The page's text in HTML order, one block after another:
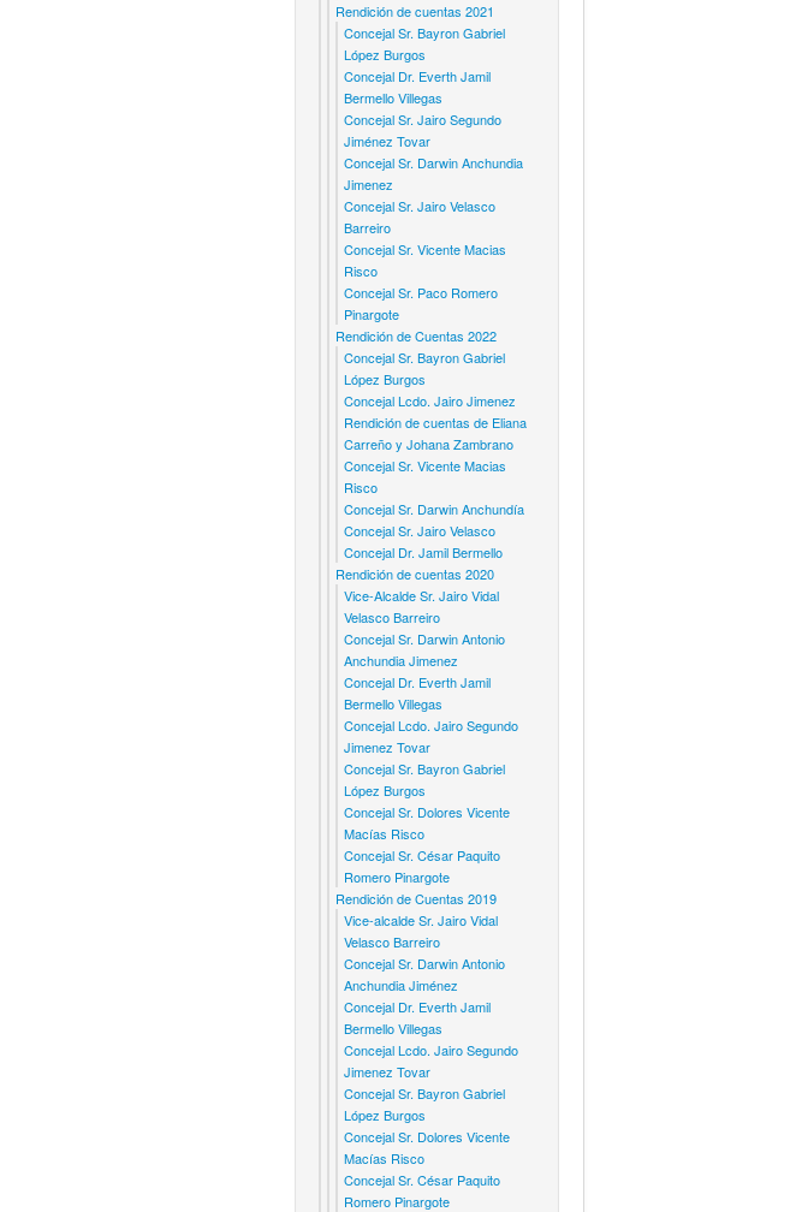
Rendición de cuentas 2021
Concejal Sr. Bayron Gabriel
López Burgos
Concejal Dr. Everth Jamil
Bermello Villegas
Concejal Sr. Jairo Segundo
Jiménez Tovar
Concejal Sr. Darwin Anchundia
Jimenez
Concejal Sr. Jairo Velasco
Barreiro
Concejal Sr. Vicente Macias
Risco
Concejal Sr. Paco Romero
Pinargote
Rendición de Cuentas 2022
Concejal Sr. Bayron Gabriel
López Burgos
Concejal Lcdo. Jairo Jimenez
Rendición de cuentas de Eliana
Carreño y Johana Zambrano
Concejal Sr. Vicente Macias
Risco
Concejal Sr. Darwin Anchundía
Concejal Sr. Jairo Velasco
Concejal Dr. Jamil Bermello
Rendición de cuentas 2020
Vice-Alcalde Sr. Jairo Vidal
Velasco Barreiro
Concejal Sr. Darwin Antonio
Anchundia Jimenez
Concejal Dr. Everth Jamil
Bermello Villegas
Concejal Lcdo. Jairo Segundo
Jimenez Tovar
Concejal Sr. Bayron Gabriel
López Burgos
Concejal Sr. Dolores Vicente
Macías Risco
Concejal Sr. César Paquito
Romero Pinargote
Rendición de Cuentas 2019
Vice-alcalde Sr. Jairo Vidal
Velasco Barreiro
Concejal Sr. Darwin Antonio
Anchundia Jiménez
Concejal Dr. Everth Jamil
Bermello Villegas
Concejal Lcdo. Jairo Segundo
Jimenez Tovar
Concejal Sr. Bayron Gabriel
López Burgos
Concejal Sr. Dolores Vicente
Macías Risco
Concejal Sr. César Paquito
Romero Pinargote